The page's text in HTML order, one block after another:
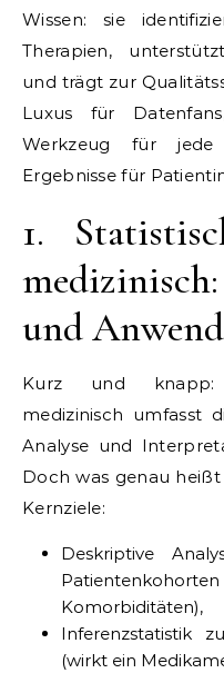
Wissen: sie
Therapien,
und trägt zur
Luxus für
Werkzeug für jede
Ergebnisse für
1.
und
Kurz und knapp:
medizinisch umfasst
Analyse und
Doch was genau heißt
Kernziele:
Deskriptive
Komorbiditäten),
Inferenzstatistik
(wirkt ein